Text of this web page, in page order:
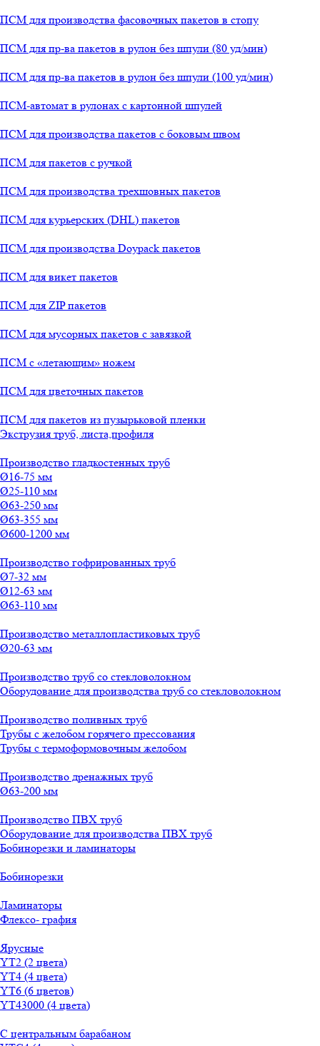
ПСМ для производства фасовочных пакетов в стопу
ПСМ для пр-ва пакетов в рулон без шпули (80 уд/мин)
ПСМ для пр-ва пакетов в рулон без шпули (100 уд/мин)
ПСМ-автомат в рулонах с картонной шпулей
ПСМ для производства пакетов с боковым швом
ПСМ для пакетов с ручкой
ПСМ для производства трехшовных пакетов
ПСМ для курьерских (DHL) пакетов
ПСМ для производства Doypack пакетов
ПСМ для викет пакетов
ПСМ для ZIP пакетов
ПСМ для мусорных пакетов с завязкой
ПСМ с «летающим» ножем
ПСМ для цветочных пакетов
ПСМ для пакетов из пузырьковой пленки
Экструзия труб, листа,профиля
Производство гладкостенных труб
Ø16-75 мм
Ø25-110 мм
Ø63-250 мм
Ø63-355 мм
Ø600-1200 мм
Производство гофрированных труб
Ø7-32 мм
Ø12-63 мм
Ø63-110 мм
Производство металлопластиковых труб
Ø20-63 мм
Производство труб со стекловолокном
Оборудование для производства труб со стекловолокном
Производство поливных труб
Трубы с желобом горячего прессования
Трубы с термоформовочным желобом
Производство дренажных труб
Ø63-200 мм
Производство ПВХ труб
Оборудование для производства ПВХ труб
Бобинорезки и ламинаторы
Бобинорезки
Ламинаторы
Флексо- графия
Ярусные
YT2 (2 цвета)
YT4 (4 цвета)
YT6 (6 цветов)
YT43000 (4 цвета)
С центральным барабаном